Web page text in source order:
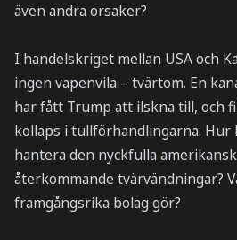
även andra orsaker?
I handelskriget mellan USA och
ingen vapenvila – tvärtom. En
har fått Trump att ilskna till, och
kollaps i tullförhandlingarna. Hur
hantera den nyckfulla
återkommande tvärvändningar?
framgångsrika bolag gör?